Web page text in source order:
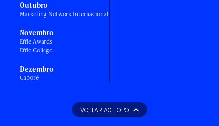
Outubro
Marketing Network Internacional
Novembro
Effie Awards
Effie College
Dezembro
Caboré
VOLTAR AO TOPO